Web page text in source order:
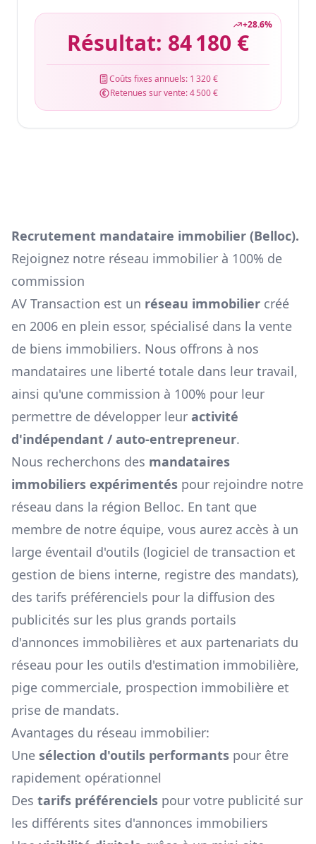
+28.6%
Résultat: 84 180 €
Coûts fixes annuels: 1 320 €
Retenues sur vente:4 500 €
Recrutement mandataire immobilier (Belloc).
Rejoignez notre réseau immobilier à 100% de
commission
AV Transaction est un réseau immobilier créé
en 2006 en plein essor, spécialisé dans la vente
de biens immobiliers. Nous offrons à nos
mandataires une liberté totale dans leur travail,
ainsi qu'une commission à 100% pour leur
permettre de développer leur activité
d'indépendant / auto-entrepreneur.
Nous recherchons des mandataires
immobiliers expérimentés pour rejoindre notre
réseau dans la région Belloc. En tant que
membre de notre équipe, vous aurez accès à un
large éventail d'outils (logiciel de transaction et
gestion de biens interne, registre des mandats),
des tarifs préférenciels pour la diffusion des
publicités sur les plus grands portails
d'annonces immobilières et aux partenariats du
réseau pour les outils d'estimation immobilière,
pige commerciale, prospection immobilière et
prise de mandats.
Avantages du réseau immobilier:
Une sélection d'outils performants pour être
rapidement opérationnel
Des tarifs préférenciels pour votre publicité sur
les différents sites d'annonces immobiliers